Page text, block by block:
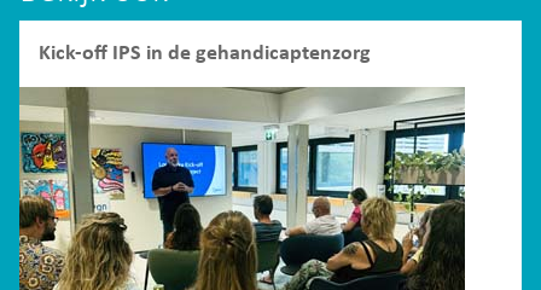
Kick-off IPS in de gehandicaptenzorg